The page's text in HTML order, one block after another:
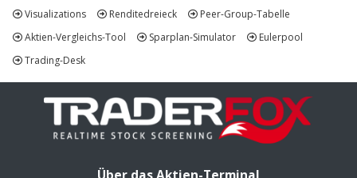
Visualizations
Renditedreieck
Peer-Group-Tabelle
Aktien-Vergleichs-Tool
Sparplan-Simulator
Eulerpool
Trading-Desk